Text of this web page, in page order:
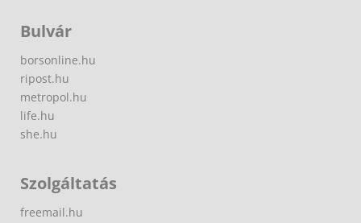
Bulvár
borsonline.hu
ripost.hu
metropol.hu
life.hu
she.hu
Szolgáltatás
freemail.hu